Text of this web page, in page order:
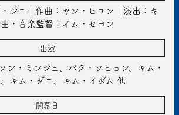
ジニ｜作曲：ヤン・ヒユン｜演出：キ
・音楽監督：イム・セヨン
出演
ン・ミンジェ、パク・ソヒョン、キム・
キム・ダニ、キム・イダム 他
開幕日